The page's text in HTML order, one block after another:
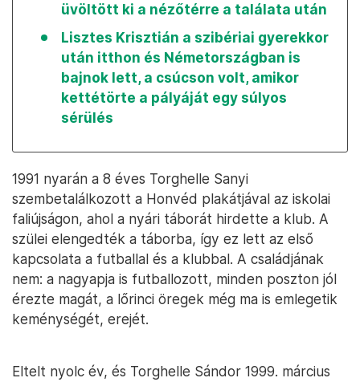
üvöltött ki a nézőtérre a találata után
Lisztes Krisztián a szibériai gyerekkor
után itthon és Németországban is
bajnok lett, a csúcson volt, amikor
kettétörte a pályáját egy súlyos
sérülés
1991 nyarán a 8 éves Torghelle Sanyi
szembetalálkozott a Honvéd plakátjával az iskolai
faliújságon, ahol a nyári táborát hirdette a klub. A
szülei elengedték a táborba, így ez lett az első
kapcsolata a futballal és a klubbal. A családjának
nem: a nagyapja is futballozott, minden poszton jól
érezte magát, a lőrinci öregek még ma is emlegetik
keménységét, erejét.
Eltelt nyolc év, és Torghelle Sándor 1999. március